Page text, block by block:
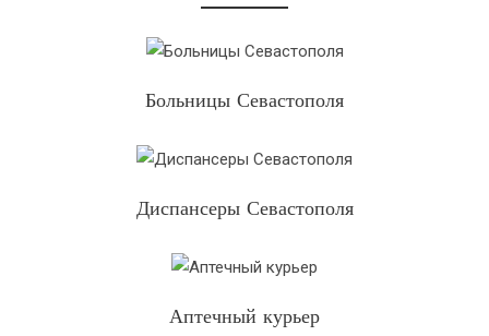
Больницы Севастополя
Диспансеры Севастополя
Аптечный курьер